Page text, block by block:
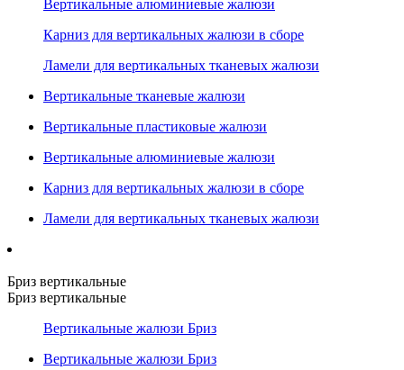
Вертикальные алюминиевые жалюзи
Карниз для вертикальных жалюзи в сборе
Ламели для вертикальных тканевых жалюзи
Вертикальные тканевые жалюзи
Вертикальные пластиковые жалюзи
Вертикальные алюминиевые жалюзи
Карниз для вертикальных жалюзи в сборе
Ламели для вертикальных тканевых жалюзи
Бриз вертикальные
Бриз вертикальные
Вертикальные жалюзи Бриз
Вертикальные жалюзи Бриз